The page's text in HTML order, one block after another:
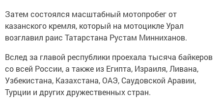
Затем состоялся масштабный мотопробег от
казанского кремля, который на мотоцикле Урал
возглавил раис Татарстана Рустам Минниханов.
Вслед за главой республики проехала тысяча байкеров
со всей России, а также из Египта, Израиля, Ливана,
Узбекистана, Казахстана, ОАЭ, Саудовской Аравии,
Турции и других дружественных стран.